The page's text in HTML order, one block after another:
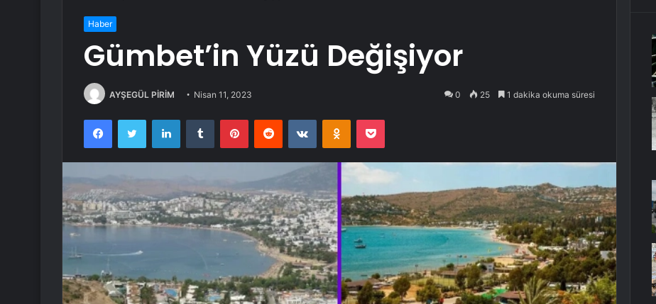
Haber
Gümbet’in Yüzü Değişiyor
AYŞEGÜL PİRİM Nisan 11, 2023 0 25 1 dakika okuma süresi
FacebookTwitter LinkedInTumblr PinterestReddit VKontakteOdnoklassniki
Pocket